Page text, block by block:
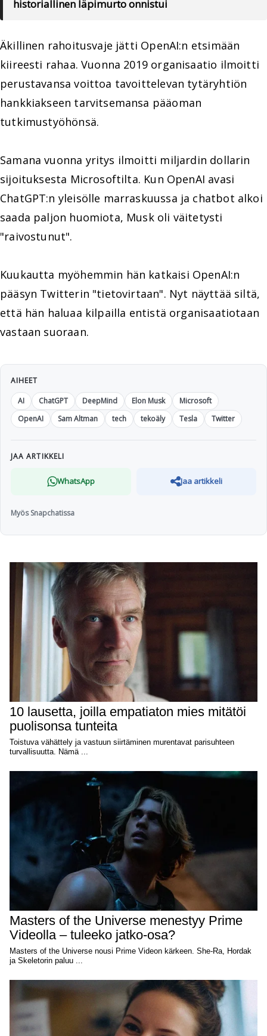
historiallinen läpimurto onnistui
Äkillinen rahoitusvaje jätti OpenAI:n etsimään
kiireesti rahaa. Vuonna 2019 organisaatio ilmoitti
perustavansa voittoa tavoittelevan tytäryhtiön
hankkiakseen tarvitsemansa pääoman
tutkimustyöhönsä.
Samana vuonna yritys ilmoitti miljardin dollarin
sijoituksesta Microsoftilta. Kun OpenAI avasi
ChatGPT:n yleisölle marraskuussa ja chatbot alkoi
saada paljon huomiota, Musk oli väitetysti
"raivostunut".
Kuukautta myöhemmin hän katkaisi OpenAI:n
pääsyn Twitterin "tietovirtaan". Nyt näyttää siltä,
että hän haluaa kilpailla entistä organisaatiotaan
vastaan suoraan.
AIHEET
AI
ChatGPT DeepMind Elon Musk
Microsoft
OpenAI
Sam Altman tech tekoäly Tesla Twitter
JAA ARTIKKELI
WhatsApp Jaa artikkeli
Myös Snapchatissa